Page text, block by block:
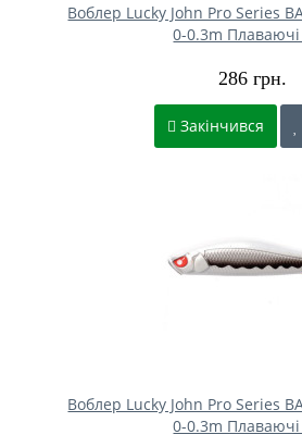
Воблер Lucky John Pro Series
0-0.3m
286 грн.
Закінчився
Воблер Lucky John Pro Series
0-0.3m